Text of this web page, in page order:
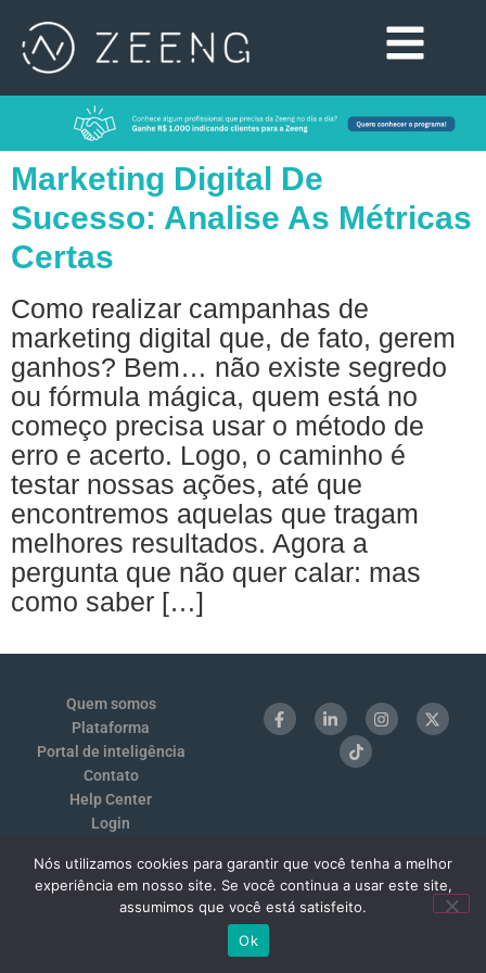
Marketing Digital De
Sucesso: Analise As Métricas
Certas
Como realizar campanhas de
marketing digital que, de fato, gerem
ganhos? Bem… não existe segredo
ou fórmula mágica, quem está no
começo precisa usar o método de
erro e acerto. Logo, o caminho é
testar nossas ações, até que
encontremos aquelas que tragam
melhores resultados. Agora a
pergunta que não quer calar: mas
como saber […]
Quem somos
Plataforma
Portal de inteligência
Contato
Help Center
Login
Benchmarking 1:1
Nós utilizamos cookies para garantir que você tenha a melhor
experiência em nosso site. Se você continua a usar este site,
assumimos que você está satisfeito.
Ok